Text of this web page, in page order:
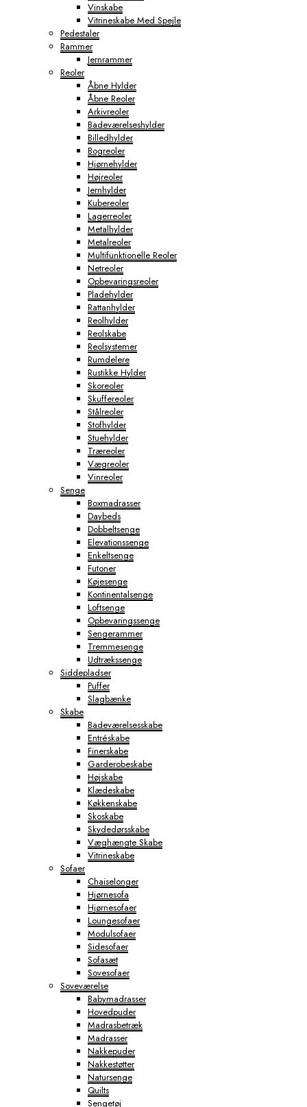
Vinskabe
Vitrineskabe Med Spejle
Pedestaler
Rammer
Jernrammer
Reoler
Åbne Hylder
Åbne Reoler
Arkivreoler
Badeværelseshylder
Billedhylder
Bogreoler
Hjørnehylder
Højreoler
Jernhylder
Kubereoler
Lagerreoler
Metalhylder
Metalreoler
Multifunktionelle Reoler
Netreoler
Opbevaringsreoler
Pladehylder
Rattanhylder
Reolhylder
Reolskabe
Reolsystemer
Rumdelere
Rustikke Hylder
Skoreoler
Skuffereoler
Stålreoler
Stofhylder
Stuehylder
Træreoler
Vægreoler
Vinreoler
Senge
Boxmadrasser
Daybeds
Dobbeltsenge
Elevationssenge
Enkeltsenge
Futoner
Køjesenge
Kontinentalsenge
Loftsenge
Opbevaringssenge
Sengerammer
Tremmesenge
Udtrækssenge
Siddepladser
Puffer
Slagbænke
Skabe
Badeværelsesskabe
Entréskabe
Finerskabe
Garderobeskabe
Højskabe
Klædeskabe
Køkkenskabe
Skoskabe
Skydedørsskabe
Væghængte Skabe
Vitrineskabe
Sofaer
Chaiselonger
Hjørnesofa
Hjørnesofaer
Loungesofaer
Modulsofaer
Sidesofaer
Sofasæt
Sovesofaer
Soveværelse
Babymadrasser
Hovedpuder
Madrasbetræk
Madrasser
Nakkepuder
Nakkestøtter
Natursenge
Quilts
Sengetøj